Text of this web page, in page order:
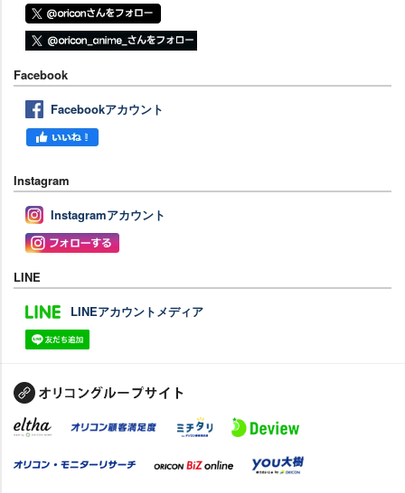
Facebook
Facebookアカウント
Instagram
Instagramアカウント
LINE
LINEアカウントメディア